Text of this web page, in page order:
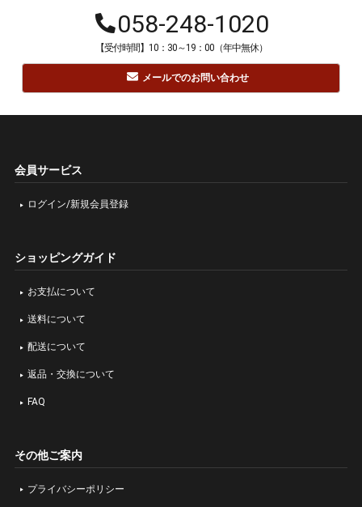
058-248-1020
【受付時間】10：30～19：00（年中無休）
メールでのお問い合わせ
会員サービス
ログイン/新規会員登録
ショッピングガイド
お支払について
送料について
配送について
返品・交換について
FAQ
その他ご案内
プライバシーポリシー